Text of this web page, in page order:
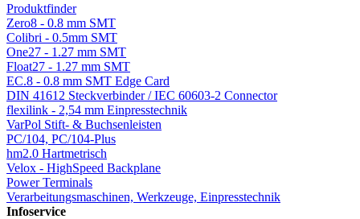
Produktfinder
Zero8 - 0.8 mm SMT
Colibri - 0.5mm SMT
One27 - 1.27 mm SMT
Float27 - 1.27 mm SMT
EC.8 - 0.8 mm SMT Edge Card
DIN 41612 Steckverbinder / IEC 60603-2 Connector
flexilink - 2,54 mm Einpresstechnik
VarPol Stift- & Buchsenleisten
PC/104, PC/104-Plus
hm2.0 Hartmetrisch
Velox - HighSpeed Backplane
Power Terminals
Verarbeitungsmaschinen, Werkzeuge, Einpresstechnik
Infoservice